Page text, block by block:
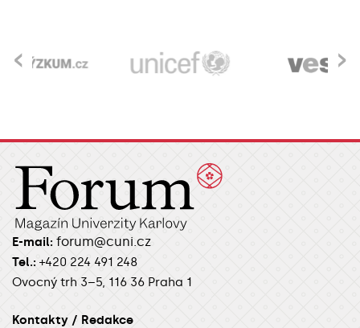
›
‹
E-mail: forum@cuni.cz
Tel.: +420 224 491 248
Ovocný trh 3–5, 116 36 Praha 1
Kontakty / Redakce